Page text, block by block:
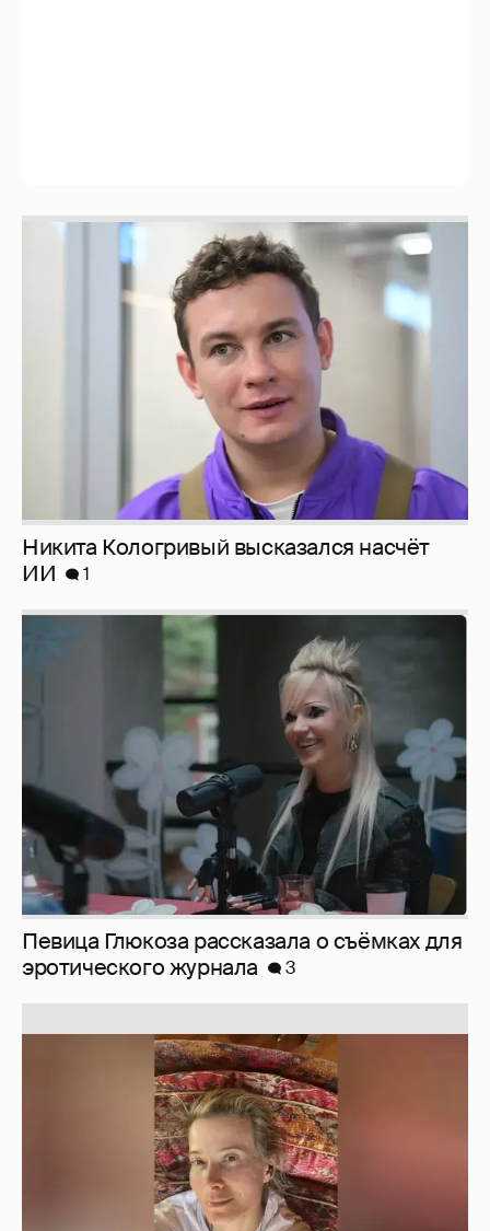
Никита Кологривый высказался насчёт
Певица Глюкоза рассказала о съёмках для
эротического журнала
3
Юлия Высоцкая выложила селфи без